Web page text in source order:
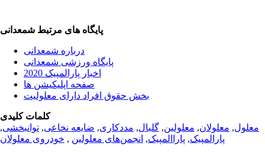
پایگاه های مرتبط شمعدانی
درباره شمعدانی
پایگاه ورزشی شمعدانی
اخبار پارالمپیک 2020
صفحه اپلیکیشن ها
بخش حقوق افراد دارای معلولیت
کلمات کلیدی
معلول, معلولان, معلولین, گلبال, مددکاری, ضایعه نخاعی, توانبخشی,
پارالمپیک, پاراالمپیک, انجمن‌های معلولین , خودروی معلولان